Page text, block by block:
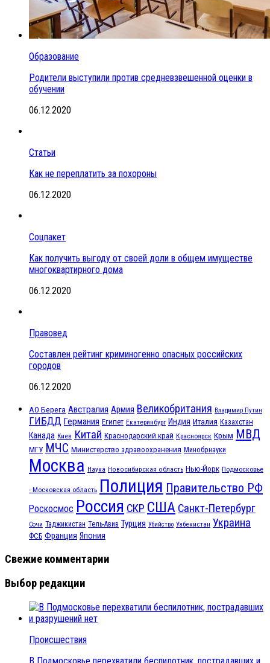
Образование
Родители выступили против средневзвешенной оценки в
обучении
06.12.2020
Статьи
Как не переплатить за похороны
06.12.2020
Соцпакет
Как получить выгоду от своей доли в общем имуществе
многоквартирного дома
06.12.2020
Правовед
Составлен рейтинг криминогенно опасных российских
городов
06.12.2020
АО Берега Австралия Армия Великобритания Владимир Путин
ГИБДД Германия Египет Екатеринбург Индия Италия Казахстан
Канада Киев Китай Краснодарский край Красноярск Крым МВД
МГУ МЧС Министерство здравоохранения Минобрнауки
Москва Наука Новосибирская область Нью-Йорк Подмосковье
- Московская область Полиция Правительство РФ
Роскосмос Россия СКР США Санкт-Петербург
Сочи Таджикистан Тель-Авив Турция Убийство Узбекистан Украина
ФСБ Франция Япония
Свежие комментарии
Выбор редакции
Происшествия